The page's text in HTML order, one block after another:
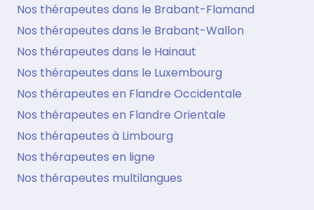
Nos thérapeutes dans le Brabant-Flamand
Nos thérapeutes dans le Brabant-Wallon
Nos thérapeutes dans le Hainaut
Nos thérapeutes dans le Luxembourg
Nos thérapeutes en Flandre Occidentale
Nos thérapeutes en Flandre Orientale
Nos thérapeutes à Limbourg
Nos thérapeutes en ligne
Nos thérapeutes multilangues